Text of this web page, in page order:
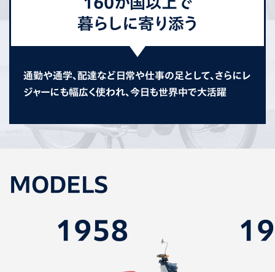
暮らしに寄り添う
通勤や通学、配達など日常や仕事の足として、さらにレ
ジャーにも幅広く使われ、今日も世界中で大活躍
MODELS
1958